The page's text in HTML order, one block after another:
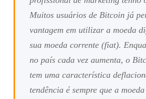
Muitos usuários de Bitcoin já
vantagem em utilizar a moeda
sua moeda corrente (fiat).
no país cada vez aumenta, o
tem uma característica
tendência é sempre que a